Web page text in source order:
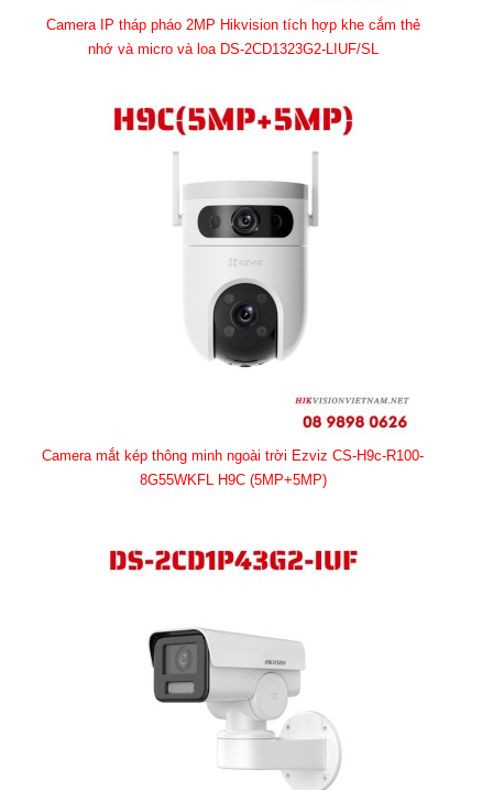
Camera IP tháp pháo 2MP Hikvision tích hợp khe cắm thẻ
nhớ và micro và loa DS-2CD1323G2-LIUF/SL
Camera mắt kép thông minh ngoài trời Ezviz CS-H9c-R100-
8G55WKFL H9C (5MP+5MP)